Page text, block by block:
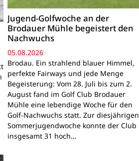
Jugend-Golfwoche an der
Brodauer Mühle begeistert den
Nachwuchs
05.08.2026
Brodau. Ein strahlend blauer Himmel,
perfekte Fairways und jede Menge
Begeisterung: Vom 28. Juli bis zum 2.
August fand im Golf Club Brodauer
Mühle eine lebendige Woche für den
Golf-Nachwuchs statt. Zur diesjährigen
Sommerjugendwoche konnte der Club
insgesamt 31 hoch…